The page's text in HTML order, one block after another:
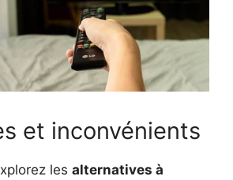
et inconvénients
les alternatives à